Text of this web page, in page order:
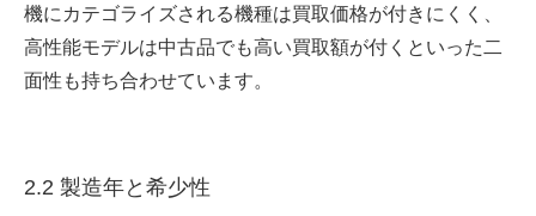
機にカテゴライズされる機種は買取価格が付きにくく、
高性能モデルは中古品でも高い買取額が付くといった二
面性も持ち合わせています。
2.2 製造年と希少性